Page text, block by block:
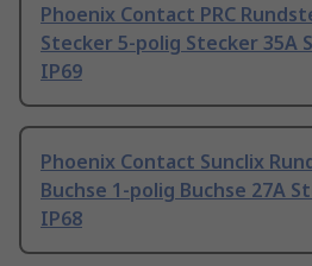
Phoenix Contact PRC
Stecker 5-polig Stecker 35A
IP69
Phoenix Contact Sunclix
Buchse 1-polig Buchse 27A
IP68